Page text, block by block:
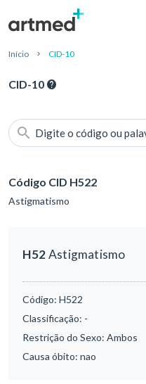
Início CID-10
CID-10
Digite o código ou
Código CID H522
Astigmatismo
H52Astigmatismo
Código: H522
Classificação: -
Restrição do Sexo: Ambos
Causa óbito: nao